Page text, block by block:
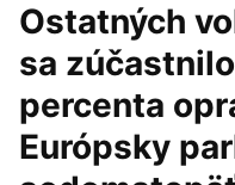
Ostatných
sa
percenta
Európsky